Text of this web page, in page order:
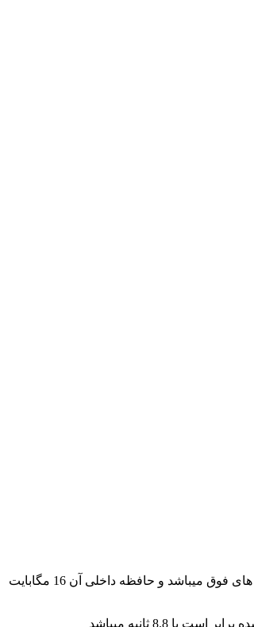
قابلیت پرینت به روی کاغذ با ابعاد A3،A4,A5,A6,A5R,R,B5,B6 را دارد.حجم مخزن ورودی کاغذ این پرینتر 250 برگ با سایز های فوق میباشد و حافظه داخلی آن 16 مگابایت